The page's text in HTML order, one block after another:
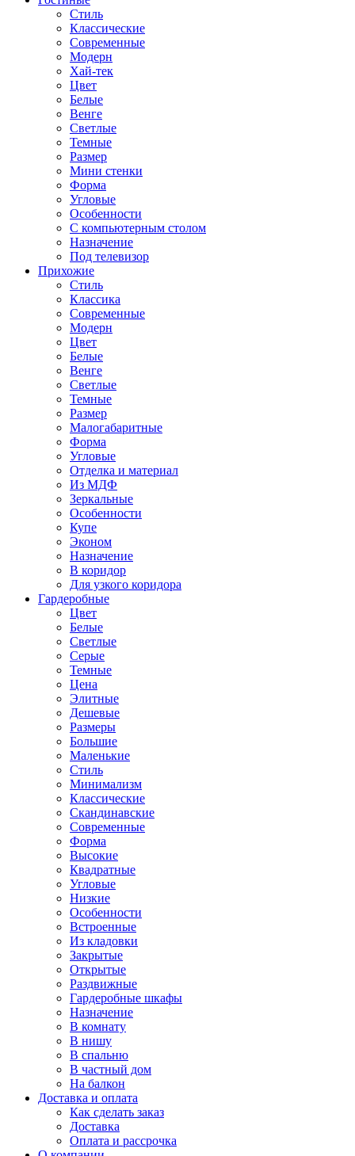
Стиль
Классические
Современные
Модерн
Хай-тек
Цвет
Белые
Венге
Светлые
Темные
Размер
Мини стенки
Форма
Угловые
Особенности
С компьютерным столом
Назначение
Под телевизор
Прихожие
Стиль
Классика
Современные
Модерн
Цвет
Белые
Венге
Светлые
Темные
Размер
Малогабаритные
Форма
Угловые
Отделка и материал
Из МДФ
Зеркальные
Особенности
Купе
Эконом
Назначение
В коридор
Для узкого коридора
Гардеробные
Цвет
Белые
Светлые
Серые
Темные
Цена
Элитные
Дешевые
Размеры
Большие
Маленькие
Стиль
Минимализм
Классические
Скандинавские
Современные
Форма
Высокие
Квадратные
Угловые
Низкие
Особенности
Встроенные
Из кладовки
Закрытые
Открытые
Раздвижные
Гардеробные шкафы
Назначение
В комнату
В нишу
В спальню
В частный дом
На балкон
Доставка и оплата
Как сделать заказ
Доставка
Оплата и рассрочка